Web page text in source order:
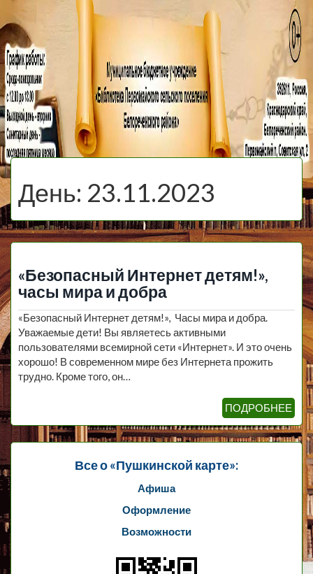
МБУ Библиотека
Первомайского
Сельского
Поселения
День: 23.11.2023
«Безопасный Интернет детям!»,
часы мира и добра
«Безопасный Интернет детям!», Часы мира и добра.
Уважаемые дети! Вы являетесь активными
пользователями всемирной сети «Интернет». И это очень
хорошо! В современном мире без Интернета прожить
трудно. Кроме того, он…
ПОДРОБНЕЕ
Все о «Пушкинской карте»:
Афиша
Оформление
Возможности